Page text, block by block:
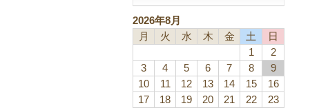
2026年8月
月
火 水 木 金 土 日
1
2
3
4 5 6 7 8
9
10
11 12 13 14 15
16
17
18 19 20 21 22
23